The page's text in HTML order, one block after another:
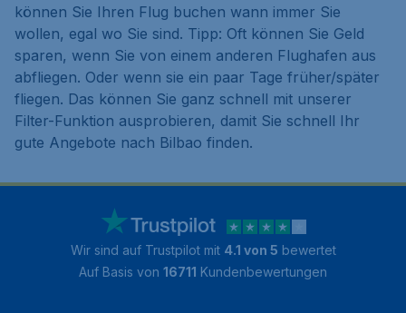
können Sie Ihren Flug buchen wann immer Sie
wollen, egal wo Sie sind. Tipp: Oft können Sie Geld
sparen, wenn Sie von einem anderen Flughafen aus
abfliegen. Oder wenn sie ein paar Tage früher/später
fliegen. Das können Sie ganz schnell mit unserer
Filter-Funktion ausprobieren, damit Sie schnell Ihr
gute Angebote nach Bilbao finden.
Wir sind auf Trustpilot mit 4.1 von 5 bewertet
Auf Basis von 16711 Kundenbewertungen